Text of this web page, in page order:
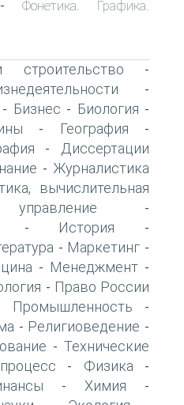
Фонетика. Графика.
строительство -
-
- Бизнес - Биология -
- География -
-
Диссертации
- Журналистика
вычислительная
-
- История -
- Маркетинг -
- Менеджмент -
- Право России
Промышленность -
- Религиоведение -
- Технические
- Физика -
- Химия -